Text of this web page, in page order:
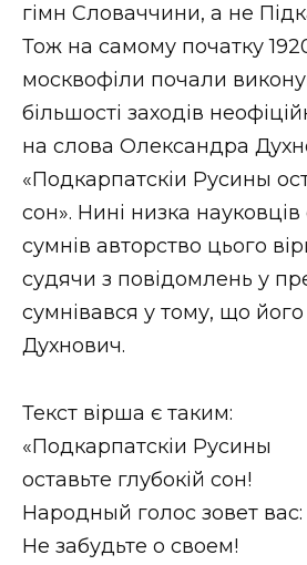
гімн Словаччини, а не
Тож на самому початку
москвофіли почали
більшості заходів
на слова Олександра
«Подкарпатскіи Русины
сон». Нині низка науковців
сумнів авторство цього
судячи з повідомлень у
сумнівався у тому, що
Духнович.
Текст вірша є таким:
«Подкарпатскіи Русины
оставьте глубокій сон!
Народный голос зовет вас:
Не забудьте о своем!